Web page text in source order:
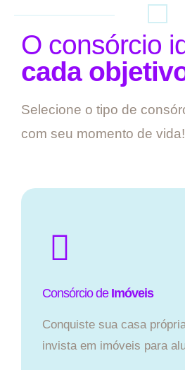
O consórcio
cada
Selecione o tipo de
com seu momento de vida!
Consórcio de Imóveis
Conquiste sua casa
invista em imóveis para